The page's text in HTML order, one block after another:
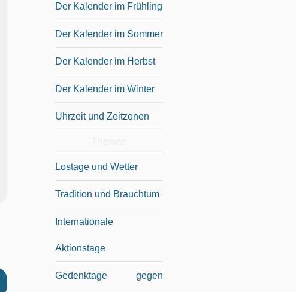
Der Kalender im Frühling
Der Kalender im Sommer
Der Kalender im Herbst
Der Kalender im Winter
Uhrzeit und Zeitzonen
Lostage und Wetter
Tradition und Brauchtum
Internationale
Aktionstage
Gedenktage gegen